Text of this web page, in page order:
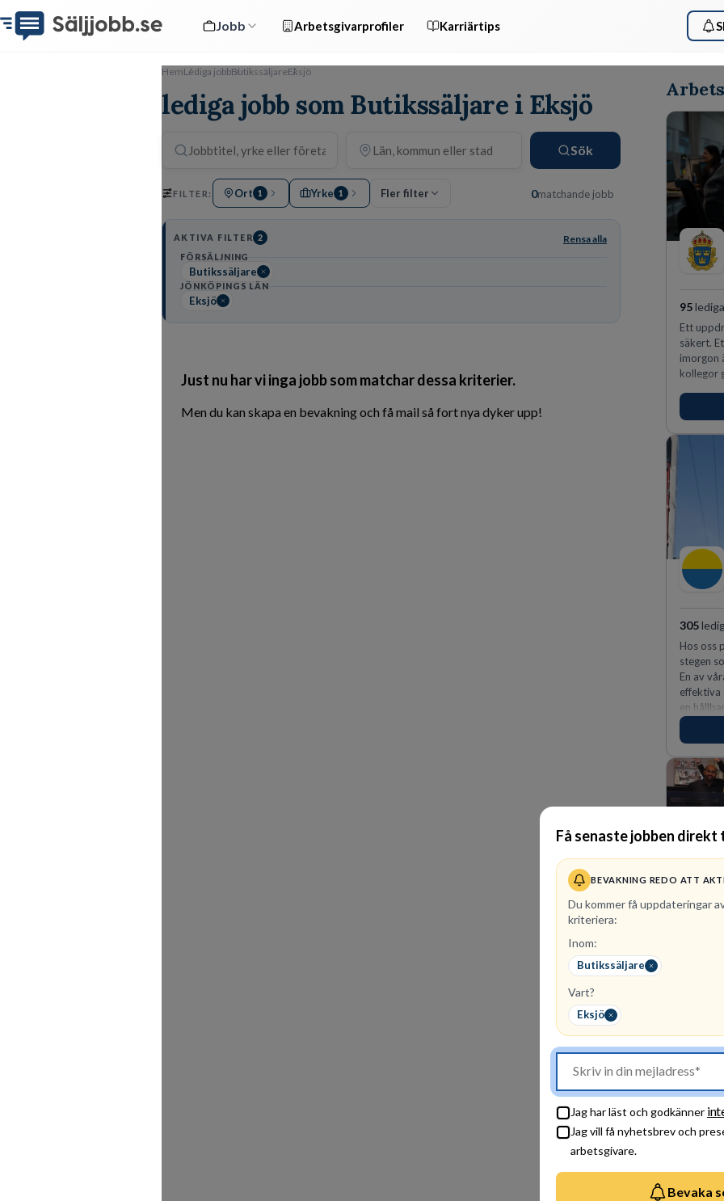
Jobb Arbetsgivarprofiler Karriärtips
Få senaste jobben direkt
BEVAKNING REDO ATT
Du kommer få uppdateringar
kriteriera:
Inom:
Butikssäljare
Vart?
Eksjö
Jag har läst och godkänner
Jag vill få nyhetsbrev och
arbetsgivare.
Bevaka
HemLediga jobbButikssäljareEksjö
lediga jobb som Butikssäljare i Eksjö
Sök
FILTER: Ort 1 Yrke 1 Fler filter 0matchande jobb
AKTIVA FILTER 2 Rensa alla
FÖRSÄLJNING
Butikssäljare
JÖNKÖPINGS LÄN
Eksjö
Just nu har vi inga jobb som matchar dessa kriterier.
Men du kan skapa en bevakning och få mail så fort nya dyker upp!
95
Ett
säkert.
imorgon
kollegor
305
Hos oss
stegen
En av
effektiva
en
fler
SOVA
Att
lag. Vi
en
kunder
ansvar